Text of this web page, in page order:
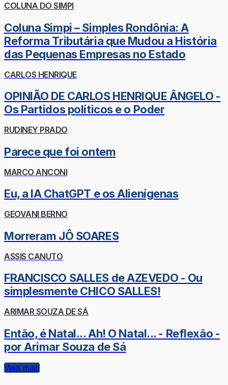
COLUNA DO SIMPI
Coluna Simpi – Simples Rondônia: A
Reforma Tributária que Mudou a História
das Pequenas Empresas no Estado
CARLOS HENRIQUE
OPINIÃO DE CARLOS HENRIQUE ÂNGELO -
Os Partidos políticos e o Poder
RUDINEY PRADO
Parece que foi ontem
MARCO ANCONI
Eu, a IA ChatGPT e os Alienígenas
GEOVANI BERNO
Morreram JÔ SOARES
ASSIS CANUTO
FRANCISCO SALLES de AZEVEDO - Ou
simplesmente CHICO SALLES!
ARIMAR SOUZA DE SÁ
Então, é Natal... Ah! O Natal... - Reflexão -
por Arimar Souza de Sá
Veja mais